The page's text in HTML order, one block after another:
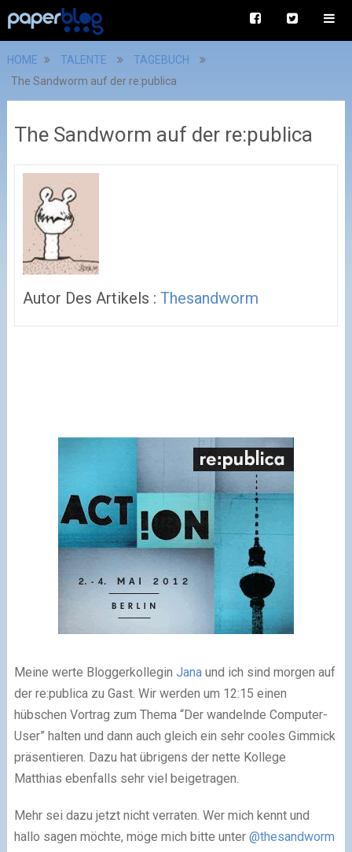
HOME TALENTE
TAGEBUCH
The Sandworm auf der re:publica
The Sandworm auf der re:publica
Autor Des Artikels : Thesandworm
Meine werte Bloggerkollegin Janaund ich sind morgen auf
der re:publica zu Gast. Wir werden um 12:15 einen
hübschen Vortrag zum Thema “Der wandelnde Computer-
User” halten und dann auch gleich ein sehr cooles Gimmick
präsentieren. Dazu hat übrigens der nette Kollege
Matthias ebenfalls sehr viel beigetragen.
Mehr sei dazu jetzt nicht verraten. Wer mich kennt und
hallo sagen möchte, möge mich bitte unter @thesandworm